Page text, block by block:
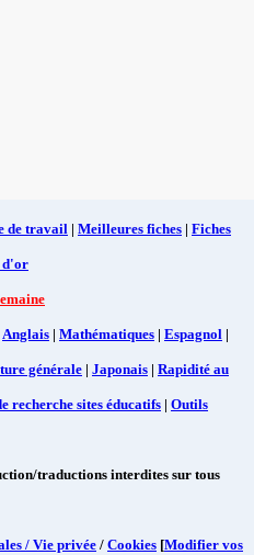
de travail | Meilleures fiches | Fiches
Anglais | Mathématiques | Espagnol |
générale | Japonais | Rapidité au
recherche sites éducatifs | Outils
traductions interdites sur tous
/ Vie privée / Cookies [Modifier vos